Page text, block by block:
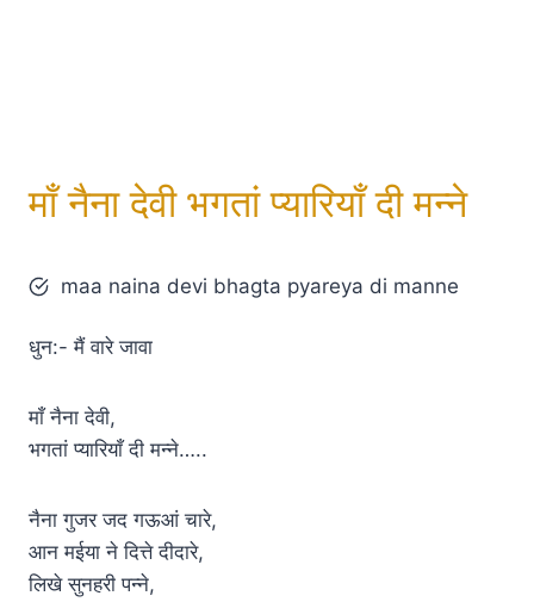
माँ नैना देवी भगतां प्यारियाँ दी मन्ने
maa naina devi bhagta pyareya di manne
धुन:- मैं वारे जावा
माँ नैना देवी,
भगतां प्यारियाँ दी मन्ने…..
नैना गुजर जद गऊआं चारे,
आन मईया ने दित्ते दीदारे,
लिखे सुनहरी पन्ने,